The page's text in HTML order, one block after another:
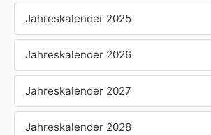
Jahreskalender 2025
Jahreskalender 2026
Jahreskalender 2027
Jahreskalender 2028